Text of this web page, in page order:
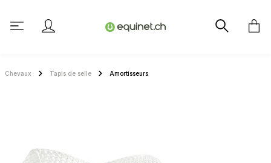
Chevaux Tapis de selle Amortisseurs